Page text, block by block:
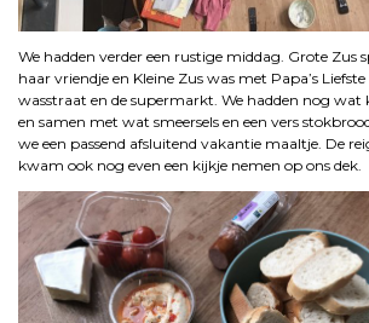
We hadden verder een rustige middag. Grote Zus
haar vriendje en Kleine Zus was met Papa’s
wasstraat en de supermarkt. We hadden nog wat
en samen met wat smeersels en een vers
we een passend afsluitend vakantie maaltje. De
kwam ook nog even een kijkje nemen op ons dek.